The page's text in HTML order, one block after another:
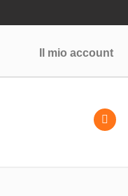
Il mio account